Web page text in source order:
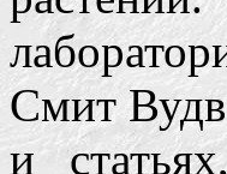
Смит
и